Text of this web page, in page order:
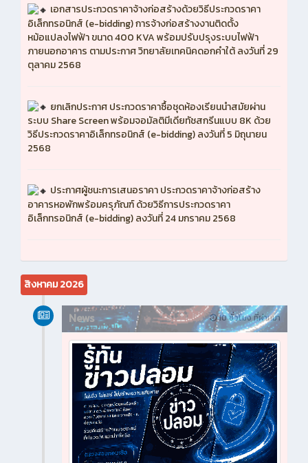
เอกสารประกวดราคาจ้างก่อสร้างด้วยวิธีประกวดราคา
อิเล็กทรอนิกส์ (e-bidding) การจ้างก่อสร้างงานติดตั้ง
หม้อแปลงไฟฟ้า ขนาด 400 KVA พร้อมปรับปรุงระบบไฟฟ้า
ภายนอกอาคาร ตามประกาศ วิทยาลัยเทคนิคดอกคำใต้ ลงวันที่ 29
ตุลาคม 2568
ยกเลิกประกาศ ประกวดราคาซื้อชุดห้องเรียนนำสมัยผ่าน
ระบบ Share Screen พร้อมจอมัลติมีเดียทัชสกรีนแบบ 8K ด้วย
วิธีประกวดราคาอิเล็กทรอนิกส์ (e-bidding) ลงวันที่ 5 มิถุนายน
2568
ประกาศผู้ชนะการเสนอราคา ประกวดราคาจ้างก่อสร้าง
อาคารหอพักพร้อมครุภัณฑ์ ด้วยวิธีการประกวดราคา
อิเล็กทรอนิกส์ (e-bidding) ลงวันที่ 24 มกราคม 2568
สิงหาคม 2026
10 ชั่วโมง ที่ผ่านมา
News